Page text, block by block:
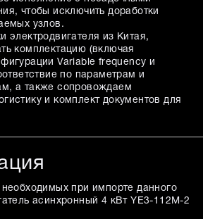
чтобы исключить доработки
узлов.
электродвигателя из Китая,
комплектацию (включая
Variable frequency и
по параметрам и
а также сопровождаем
и комплект документов для
при импорте данного
асинхронный 4 кВт YE3-112M-2